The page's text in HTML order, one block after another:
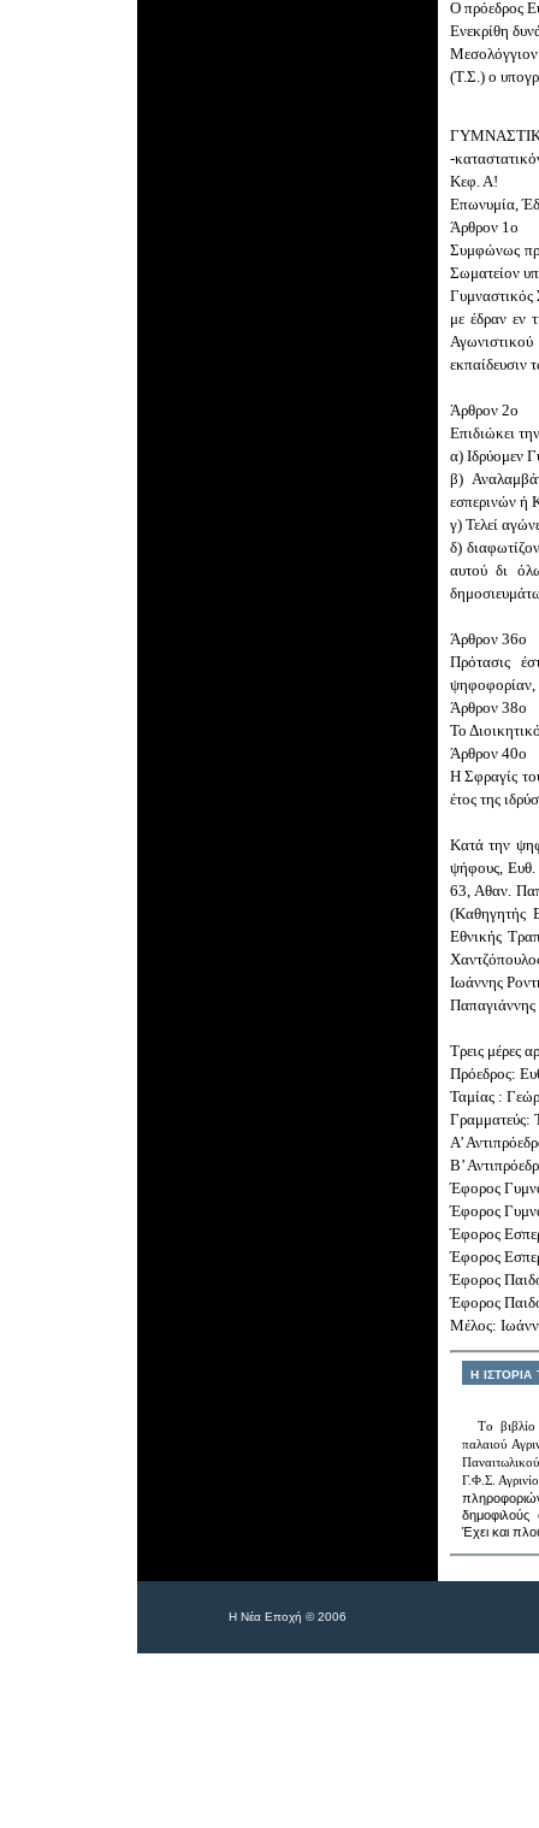
Ο πρόεδρος
Ενεκρίθη
(Τ.Σ.) ο
-
Κεφ. Α!
Επωνυμία,
Άρθρον 1ο
Συμφώνως
Σωματείον
Γυμναστικός
με έδραν εν
εκπαίδευσιν
Άρθρον 2ο
Επιδιώκει
α) Ιδρύομεν
β)
εσπερινών ή
γ) Τελεί
δ)
αυτού δι
Άρθρον 36ο
Πρότασις
ψηφοφορίαν,
Άρθρον 38ο
Το
Άρθρον 40ο
Η Σφραγίς
έτος της
Κατά την
ψήφους,
63, Αθαν.
(Καθηγητής
Εθνικής
Ιωάννης
Τρεις μέρες
Πρόεδρος:
Ταμίας :
Γραμματεύς:
Α’
Β’
Έφορος
Έφορος
Έφορος
Έφορος
Έφορος
Έφορος
Μέλος:
η ιστορια
Το
παλαιού
Γ.Φ.Σ.
δημοφιλούς
Έχει και
Η Νέα Εποχή © 2006